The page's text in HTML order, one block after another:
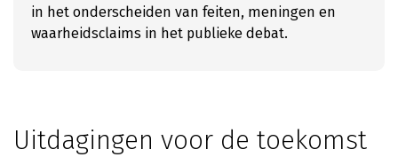
in het onderscheiden van feiten, meningen en
waarheidsclaims in het publieke debat.
Uitdagingen voor de toekomst